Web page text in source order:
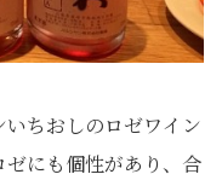
ちおしのロゼワイン
にも個性があり、合